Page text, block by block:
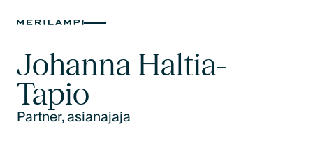
Johanna Haltia-
Tapio
Partner, asianajaja